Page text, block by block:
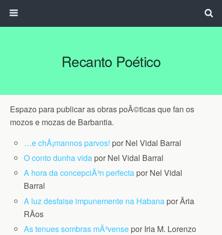
Recanto Poético
Espazo para publicar as obras poÃ©ticas que fan os
mozos e mozas de Barbantia.
…e chÃ¡mannos parvos! por Nel Vidal Barral
O conto dunha vida por Nel Vidal Barral
A hora da concepciÃ³n perfecta por Nel Vidal
Barral
A luz desfaise impunemente na Habana por Ãria
RÃ­os
As tenues sombras mÃ³vense por Iria M. Lorenzo